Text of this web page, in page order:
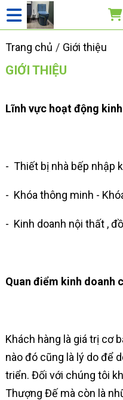
Trang chủ Giới thiệu
GIỚI THIỆU
Lĩnh vực hoạt động
- Thiết bị nhà bếp nhập
- Khóa thông minh -
- Kinh doanh nội thất ,
Quan điểm kinh doanh
Khách hàng là giá trị cơ
nào đó cũng là lý do để
triển. Đối với chúng tôi
Thượng Đế mà còn là